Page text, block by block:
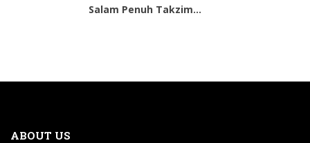
Salam Penuh Takzim...
ABOUT US